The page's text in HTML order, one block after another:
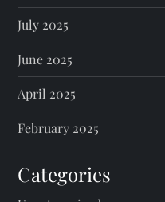
July 2025
June 2025
April 2025
February 2025
Categories